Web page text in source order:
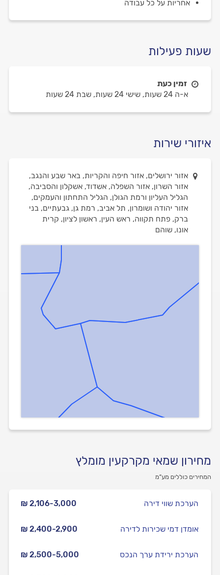
אחריות על כל עבודה
שעות פעילות
זמין כעת
א-ה 24 שעות,
שישי 24 שעות, שבת 24 שעות
איזורי שירות
אזור ירושלים, אזור חיפה והקריות, באר שבע והנגב,
אזור השרון, אזור השפלה, אשדוד, אשקלון והסביבה,
הגליל העליון ורמת הגולן, הגליל התחתון והעמקים,
אזור יהודה ושומרון, תל אביב, רמת גן, גבעתיים, בני
ברק, פתח תקווה, ראש העין, ראשון לציון, קרית
אונו, שוהם
מחירון שמאי מקרקעין מומלץ
המחירים כוללים מע”מ
₪ 2,106-3,000 הערכת שווי דירה
₪ 2,400-2,900 אומדן דמי שכירות לדירה
₪ 2,500-5,000 הערכת ירידת ערך הנכס